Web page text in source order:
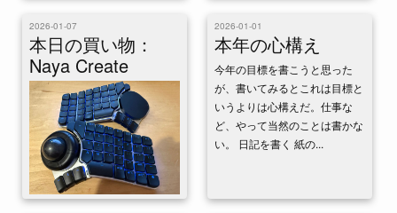
MacBook Neoを発売日に買っ
た。10万円前後の廉価版
MacBookだ。 iPhone 16 Proと
同じA18 Proで...
shelffをリリースしました。
PDFの電子書籍はそれほどたく
さん流通はしていませんが、し
かし技...
2026-01-07
本日の買い物：
Naya Create
ずいぶん前にクラウドファンデ
2026-01-01
本年の心構え
今年の目標を書こうと思った
が、書いてみるとこれは目標と
いうよりは心構えだ。仕事な
ど、やって当然のことは書かな
い。 日記を書く 紙の...